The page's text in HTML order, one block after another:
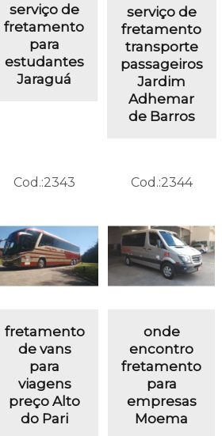
serviço de
fretamento
para
estudantes
Jaraguá
serviço de
fretamento
transporte
passageiros
Jardim
Adhemar
de Barros
Cod.:2343
fretamento
de vans
para
viagens
preço Alto
do Pari
Cod.:2344
onde
encontro
fretamento
para
empresas
Moema